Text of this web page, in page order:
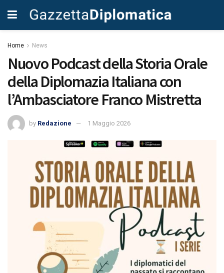
Home News
Nuovo Podcast della Storia Orale
della Diplomazia Italiana con
l’Ambasciatore Franco Mistretta
by Redazione 1 Maggio 2026